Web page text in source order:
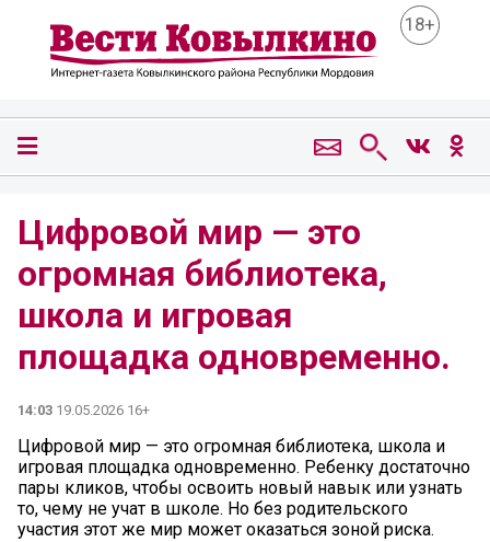
18+
Цифровой мир — это
огромная библиотека,
школа и игровая
площадка одновременно.
14:03 19.05.2026 16+
Цифровой мир — это огромная библиотека, школа и
игровая площадка одновременно. Ребенку достаточно
пары кликов, чтобы освоить новый навык или узнать
то, чему не учат в школе. Но без родительского
участия этот же мир может оказаться зоной риска.